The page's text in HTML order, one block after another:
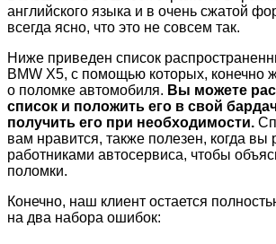
английского языка и в очень сжатой
всегда ясно, что это не совсем так.
Ниже приведен список
BMW X5, с помощью которых, конечно
о поломке автомобиля. Вы можете
список и положить его в свой
получить его при необходимости.
вам нравится, также полезен, когда вы
работниками автосервиса, чтобы
поломки.
Конечно, наш клиент остается
на два набора ошибок: